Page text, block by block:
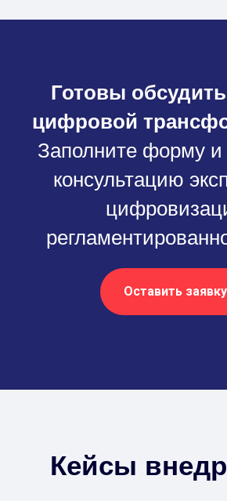
Готовы
цифровой
Заполните форму и
консультацию
Оставить заявку
Кейсы